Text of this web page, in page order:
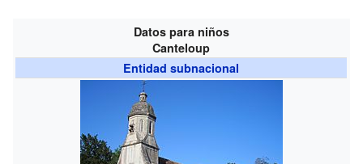
Datos para niños
Canteloup
Entidad subnacional